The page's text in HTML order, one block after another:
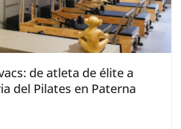
de atleta de élite a
del Pilates en Paterna